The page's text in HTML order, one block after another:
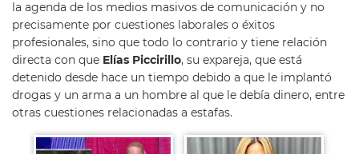
la agenda de los medios masivos de comunicación y no
precisamente por cuestiones laborales o éxitos
profesionales, sino que todo lo contrario y tiene relación
directa con que Elías Piccirillo, su expareja, que está
detenido desde hace un tiempo debido a que le implantó
drogas y un arma a un hombre al que le debía dinero, entre
otras cuestiones relacionadas a estafas.